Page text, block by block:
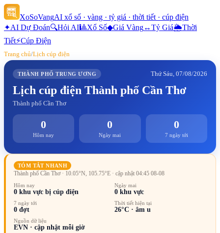
XoSoVangAI xổ số · vàng · tỷ giá · thời tiết · cúp điện
✦AI Dự Đoán🔍Hỏi AI🎱Xổ Số◆Giá Vàng↔Tỷ Giá🌦Thời
Tiết⚡Cúp Điện
Trang chủ/Lịch cúp điện
THÀNH PHỐ TRUNG ƯƠNG Thứ Sáu, 07/08/2026
Lịch cúp điện Thành phố Cần Thơ
Thành phố Cần Thơ
0
Hôm nay
0
Ngày mai
0
7 ngày tới
TÓM TẮT NHANH
Thành phố Cần Thơ· 10.05°N, 105.75°E · cập nhật 04:45 08-08
Hôm nay
0 khu vực bị cúp điện
Ngày mai
0khu vực
7 ngày tới
0 đợt
Thời tiết hiện tại
26°C · âm u
Nguồn dữ liệu
EVN · cập nhật mỗi giờ